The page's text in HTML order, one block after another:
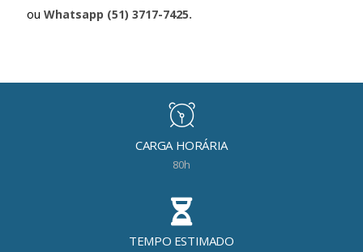
ou Whatsapp (51) 3717-7425.
CARGA HORÁRIA
80h
TEMPO ESTIMADO